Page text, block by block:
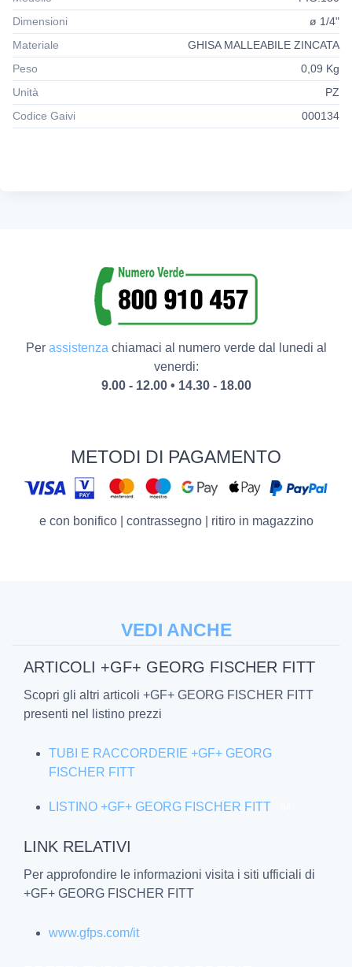
Dimensioni
ø 1/4"
Materiale
GHISA MALLEABILE ZINCATA
Peso
0,09 Kg
Unità
PZ
Codice Gaivi
000134
Per assistenzachiamaci al numero verde dal lunedi al
venerdi:
9.00 - 12.00 • 14.30 - 18.00
METODI DI PAGAMENTO
e con bonifico | contrassegno | ritiro in magazzino
VEDI ANCHE
ARTICOLI +GF+ GEORG FISCHER FITT
Scopri gli altri articoli +GF+ GEORG FISCHER FITT
presenti nel listino prezzi
TUBI E RACCORDERIE +GF+ GEORG
FISCHER FITT
LISTINO +GF+ GEORG FISCHER FITT
LINK RELATIVI
Per approfondire le informazioni visita i siti ufficiali di
+GF+ GEORG FISCHER FITT
www.gfps.com/it